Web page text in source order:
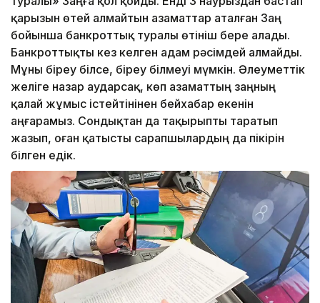
қарызын өтей алмайтын азаматтар аталған Заң
бойынша банкроттық туралы өтініш бере алады.
Банкроттықты кез келген адам рәсімдей алмайды.
Мұны біреу білсе, біреу білмеуі мүмкін. Әлеуметтік
желіге назар аударсақ, көп азаматтың заңның
қалай жұмыс істейтінінен бейхабар екенін
аңғарамыз. Сондықтан да тақырыпты таратып
жазып, оған қатысты сарапшылардың да пікірін
білген едік.